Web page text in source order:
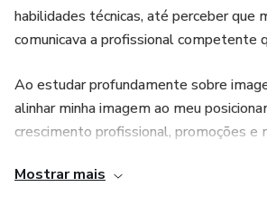
habilidades técnicas, até perceber que
comunicava a profissional competente
Ao estudar profundamente sobre
alinhar minha imagem ao meu
crescimento profissional, promoções e
autoestima, autoconfiança e clareza
Mostrar mais